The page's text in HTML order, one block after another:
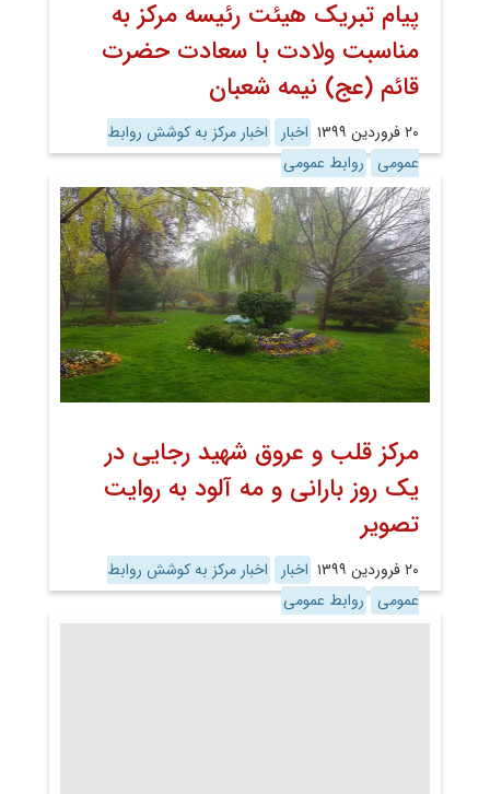
پیام تبریک هیئت رئیسه مرکز به
مناسبت ولادت با سعادت حضرت
قائم (عج) نیمه شعبان
۲۰ فروردین ۱۳۹۹ اخبار
اخبار مرکز به کوشش روابط
عمومی روابط عمومی
مرکز قلب و عروق شهید رجایی در
یک روز بارانی و مه آلود به روایت
تصویر
۲۰ فروردین ۱۳۹۹ اخبار
اخبار مرکز به کوشش روابط
عمومی روابط عمومی